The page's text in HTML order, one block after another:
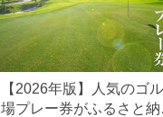
【2026年版】人気のゴ
場プレー券がふるさと納